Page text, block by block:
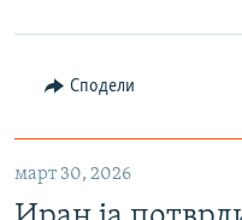
Сподели
март 30, 2026